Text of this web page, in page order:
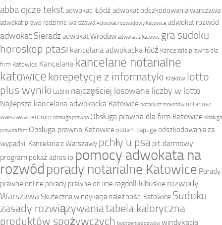
abba ojcze tekstadwokaci Łódź adwokat odszkodowania warszawa
adwokat prawo rodzinne warszawa Adwokat rozwodowy Katowice adwokat rozwód
adwokat Sieradzadwokat Wrocław adwokat z Katowic gra sudoku
horoskop ptasi kancelaria adwokacka łódź Kancelaria prawna dla
firm Katowice Kancelarie kancelarie notarialne
katowicekorepetycje z informatyki Kraków lotto
plus wyniki Lublin najczęściej losowane liczby w lotto
Najlepsza kancelaria adwokacka Katowice notariusz mokotów notariusz
warszawa centrum obsługa prawna Obsługa prawna dla firm Katowice obsługa
prawna firm Obsługa prawna Katowice oddam papugę odszkodowania za
wypadki: Kancelaria z Warszawy pchły u psa pit darmowy
program pokaż adres ip pomocy adwokata na
rozwód porady notarialne Katowice Porady
prawne online porady prawne on line ragdoll lubuskie rozwody
Warszawa Skuteczna windykacja należności Katowice Sudoku
zasady rozwiązywaniatabela kaloryczna
produktów spożywczych tworzenia pozwów windykacja